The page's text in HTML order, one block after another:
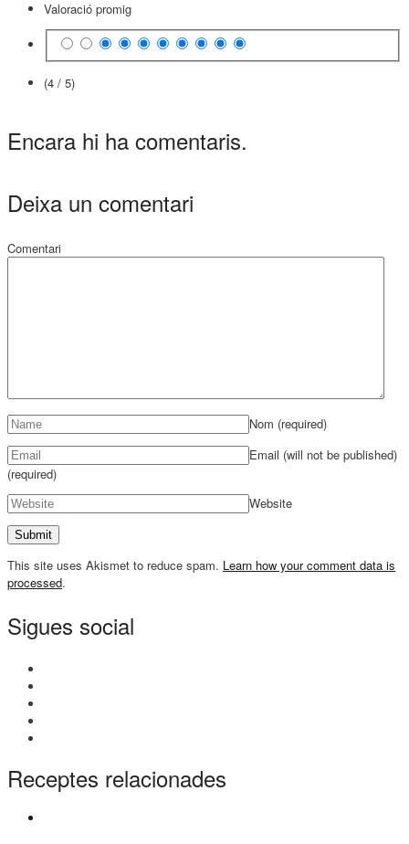
Valoració promig
(4 / 5)
Encara hi ha comentaris.
Deixa un comentari
Comentari
Nom (required)
Email (will not be published)
(required)
Website
This site uses Akismet to reduce spam. Learn how your comment data is
processed.
Sigues social
Receptes relacionades